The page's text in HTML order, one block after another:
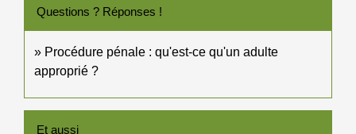
Questions ? Réponses !
Procédure pénale : qu'est-ce qu'un adulte
approprié ?
Et aussi